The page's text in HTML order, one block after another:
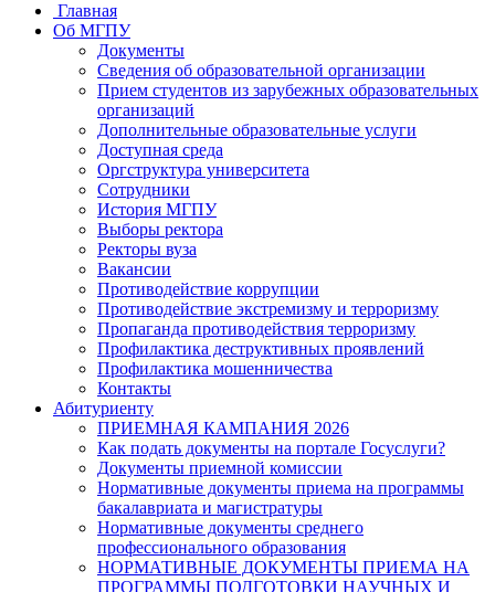
Главная
Об МГПУ
Документы
Сведения об образовательной организации
Прием студентов из зарубежных образовательных
организаций
Дополнительные образовательные услуги
Доступная среда
Оргструктура университета
Сотрудники
История МГПУ
Выборы ректора
Ректоры вуза
Вакансии
Противодействие коррупции
Противодействие экстремизму и терроризму
Пропаганда противодействия терроризму
Профилактика деструктивных проявлений
Профилактика мошенничества
Контакты
Абитуриенту
ПРИЕМНАЯ КАМПАНИЯ 2026
Как подать документы на портале Госуслуги?
Документы приемной комиссии
Нормативные документы приема на программы
бакалавриата и магистратуры
Нормативные документы среднего
профессионального образования
НОРМАТИВНЫЕ ДОКУМЕНТЫ ПРИЕМА НА
ПРОГРАММЫ ПОДГОТОВКИ НАУЧНЫХ И